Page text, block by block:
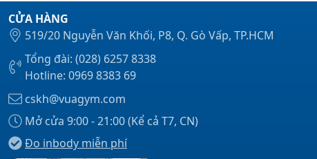
CỬA HÀNG
519/20 Nguyễn Văn Khối, P8, Q. Gò Vấp, TP.HCM
Tổng đài: (028) 6257 8338
Hotline: 0969 8383 69
cskh@vuagym.com
Mở cửa 9:00 - 21:00 (Kể cả T7, CN)
Đo inbody miễn phí